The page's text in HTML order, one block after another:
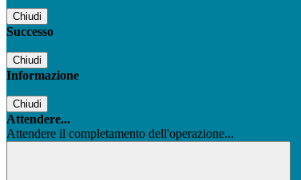
Chiudi
Successo
Chiudi
Informazione
Chiudi
Attendere...
Attendere il completamento dell'operazione...